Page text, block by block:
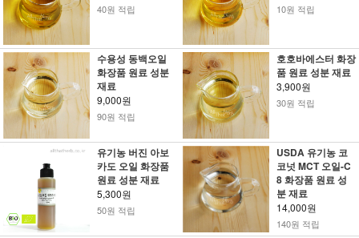
40원 적립 10원 적립
수용성 동백오일
화장품 원료 성분
재료
9,000원
90원 적립
호호바에스터 화장
품 원료 성분 재료
3,900원
30원 적립
유기농 버진 아보
카도 오일 화장품
원료 성분 재료
5,300원
50원 적립
USDA 유기농 코
코넛 MCT 오일-C
8 화장품 원료 성
분 재료
14,000원
140원 적립